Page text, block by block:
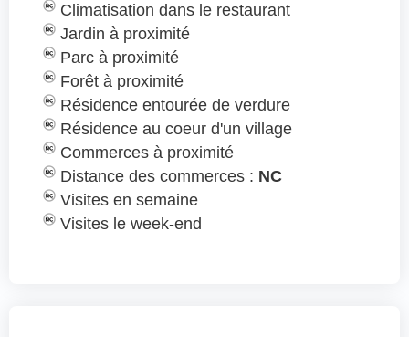
Climatisation dans le restaurant
Jardin à proximité
Parc à proximité
Forêt à proximité
Résidence entourée de verdure
Résidence au coeur d'un village
Commerces à proximité
Distance des commerces : NC
Visites en semaine
Visites le week-end